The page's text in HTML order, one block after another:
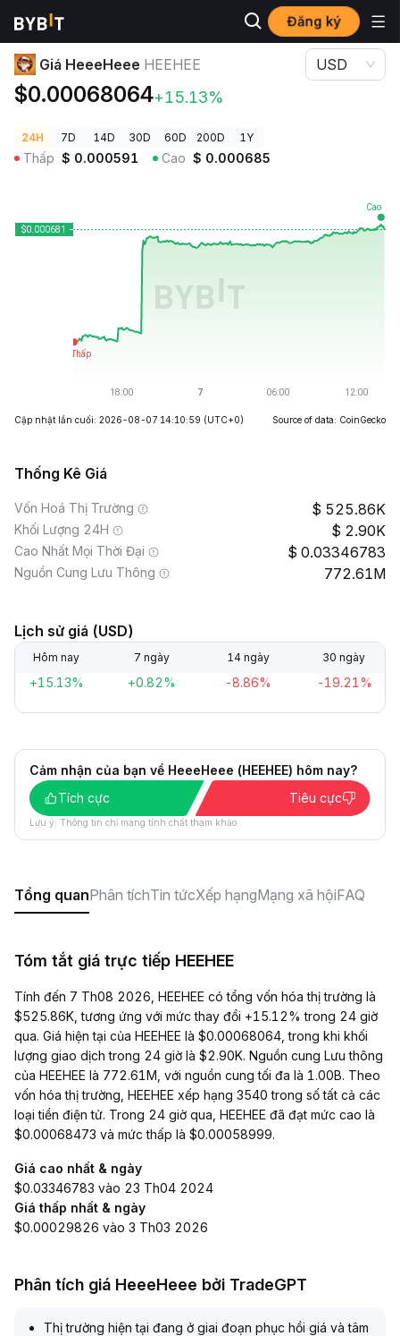
Đăng ký
Giá Tiền Điện Tử
Giá HeeeHeee HEEHEE
$0.00068064+15.13%
USD
24H 7D 14D 30D 60D 200D 1Y
Thấp $ 0.000591 Cao $ 0.000685
Cập nhật lần cuối: 2026-08-07 14:10:59 (UTC+0) Source of data: CoinGecko
Thống Kê Giá
Vốn Hoá Thị Trường 525.86K
Khối Lượng 24H 2.90K
Cao Nhất Mọi Thời Đại 0.03346783
Nguồn Cung Lưu Thông 772.61M
Lịch sử giá (USD)
Hôm nay 7 ngày 14 ngày 30 ngày
+15.13% +0.82% -8.86% -19.21%
Cảm nhận của bạn về HeeeHeee (HEEHEE) hôm nay?
Tích cực
Tiêu cực
Lưu ý: Thông tin chỉ mang tính chất tham khảo.
Tổng quanPhân tíchTin tứcXếp hạngMạng xã hộiFAQ
Tóm tắt giá trực tiếp HEEHEE
Tính đến 7 Th08 2026, HEEHEE có tổng vốn hóa thị trường là
$525.86K, tương ứng với mức thay đổi +15.12% trong 24 giờ
qua. Giá hiện tại của HEEHEE là $0.00068064, trong khi khối
lượng giao dịch trong 24 giờ là $2.90K. Nguồn cung Lưu thông
của HEEHEE là 772.61M, với nguồn cung tối đa là 1.00B. Theo
vốn hóa thị trường, HEEHEE xếp hạng 3540 trong số tất cả các
loại tiền điện tử. Trong 24 giờ qua, HEEHEE đã đạt mức cao là
$0.00068473 và mức thấp là $0.00058999.
Giá cao nhất & ngày
$0.03346783 vào 23 Th04 2024
Giá thấp nhất & ngày
$0.00029826 vào 3 Th03 2026
Phân tích giá HeeeHeee bởi TradeGPT
Thị trường hiện tại đang ở giai đoạn phục hồi giá và tâm